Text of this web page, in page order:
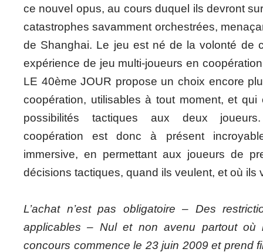
ce nouvel opus, au cours duquel ils devront
catastrophes savamment orchestrées,
de Shanghai. Le jeu est né de la volonté de
expérience de jeu multi-joueurs en
LE 40ème JOUR propose un choix encore
coopération, utilisables à tout moment, et qui
possibilités tactiques aux deux
coopération est donc à présent
immersive, en permettant aux joueurs de
décisions tactiques, quand ils veulent, et où ils
L’achat n’est pas obligatoire – Des
applicables – Nul et non avenu partout où
concours commence le 23 juin 2009 et prend